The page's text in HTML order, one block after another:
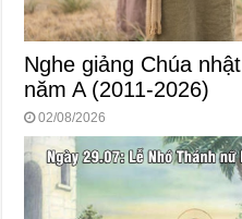
Nghe giảng Chúa
năm A (2011-2026)
02/08/2026